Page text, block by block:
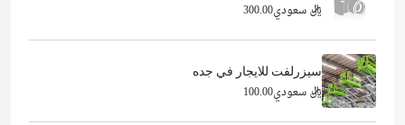
ريال سعودي300.00
سيزرلفت للايجار في جده
ريال سعودي100.00